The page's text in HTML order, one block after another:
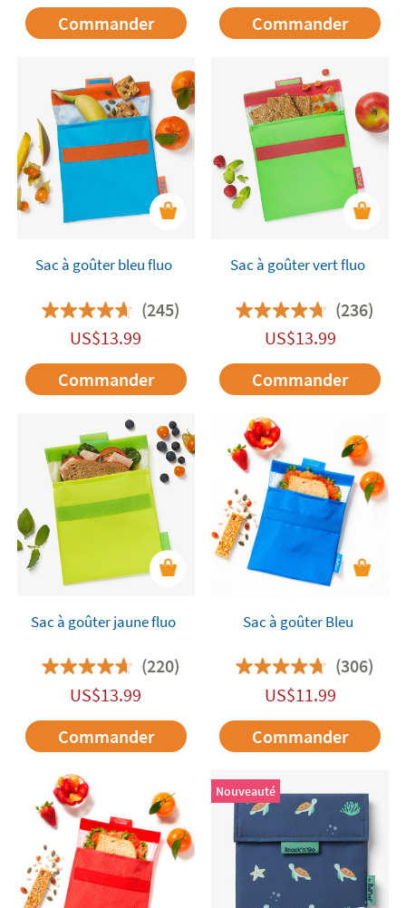
Commander Commander
Sac à goûter bleu fluo
(245)
US$13.99
Commander
Sac à goûter vert fluo
(236)
US$13.99
Commander
Sac à goûter jaune fluo
(220)
US$13.99
Commander
Sac à goûter Bleu
(306)
US$11.99
Commander
Nouveauté